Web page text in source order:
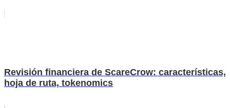
Revisión financiera de ScareCrow: características,
hoja de ruta, tokenomics